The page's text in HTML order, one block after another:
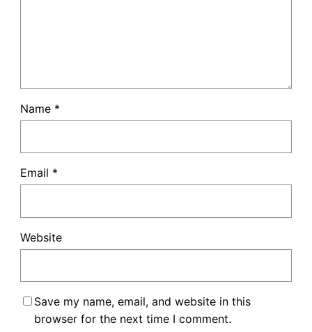
Name *
Email *
Website
Save my name, email, and website in this
browser for the next time I comment.